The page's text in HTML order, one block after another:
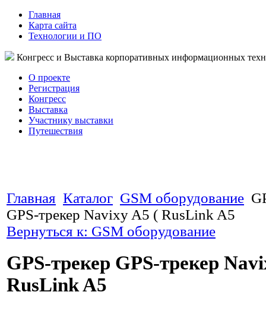
Главная
Карта сайта
Технологии и ПО
Конгресс и Выставка корпоративных информационных
О проекте
Регистрация
Конгресс
Выставка
Участнику выставки
Путешествия
Главная Каталог GSM оборудование
GPS-трекер Navixy A5 ( RusLink A5
Вернуться к: GSM оборудование
GPS-трекер GPS-трекер
RusLink A5